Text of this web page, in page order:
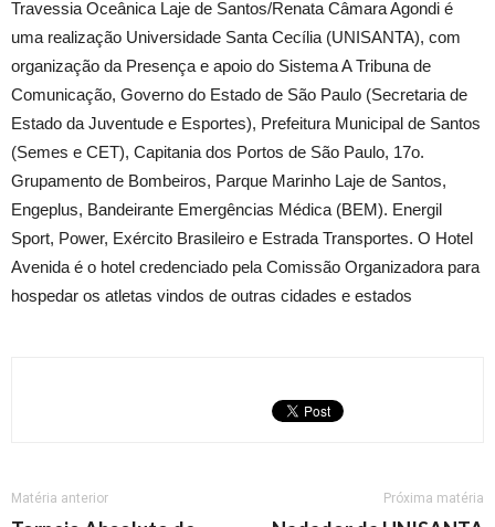
Travessia Oceânica Laje de Santos/Renata Câmara Agondi é
uma realização Universidade Santa Cecília (UNISANTA), com
organização da Presença e apoio do Sistema A Tribuna de
Comunicação, Governo do Estado de São Paulo (Secretaria de
Estado da Juventude e Esportes), Prefeitura Municipal de Santos
(Semes e CET), Capitania dos Portos de São Paulo, 17o.
Grupamento de Bombeiros, Parque Marinho Laje de Santos,
Engeplus, Bandeirante Emergências Médica (BEM). Energil
Sport, Power, Exército Brasileiro e Estrada Transportes. O Hotel
Avenida é o hotel credenciado pela Comissão Organizadora para
hospedar os atletas vindos de outras cidades e estados
Matéria anterior Próxima matéria